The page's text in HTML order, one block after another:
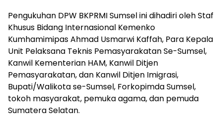
Pengukuhan DPW BKPRMI Sumsel ini dihadiri oleh Staf
Khusus Bidang Internasional Kemenko
Kumhamimipas Ahmad Usmarwi Kaffah, Para Kepala
Unit Pelaksana Teknis Pemasyarakatan Se-Sumsel,
Kanwil Kementerian HAM, Kanwil Ditjen
Pemasyarakatan, dan Kanwil Ditjen Imigrasi,
Bupati/Walikota se-Sumsel, Forkopimda Sumsel,
tokoh masyarakat, pemuka agama, dan pemuda
Sumatera Selatan.